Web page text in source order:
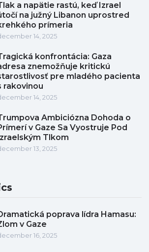
a napätie rastú, keď Izrael
na južný Libanon uprostred
prímeria
14, 2025
konfrontácia: Gaza
znemožňuje kritickú
pre mladého pacienta
rakovinou
14, 2025
Ambiciózna Dohoda o
v Gaze Sa Vyostruje Pod
Izraelským Tlkom
13, 2025
poprava lídra Hamasu:
v Gaze
16, 2025